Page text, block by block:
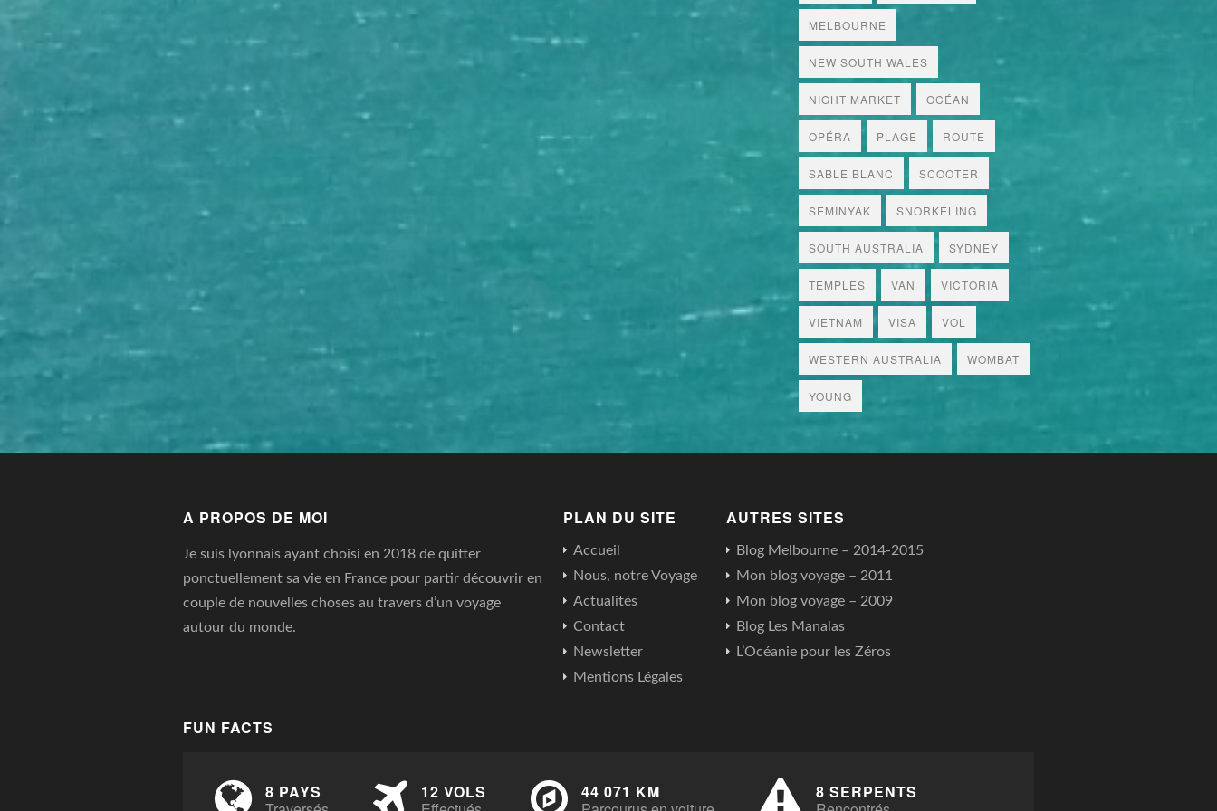
MELBOURNE
NEW SOUTH WALES
NIGHT MARKET OCÉAN
OPÉRA PLAGE ROUTE
SABLE BLANC SCOOTER
SEMINYAK SNORKELING
SOUTH AUSTRALIA SYDNEY
TEMPLES VAN VICTORIA
VIETNAM VISA VOL
WESTERN AUSTRALIA WOMBAT
YOUNG
A PROPOS DE MOI
Je suis lyonnais ayant choisi en 2018 de quitter
ponctuellement sa vie en France pour partir découvrir en
couple de nouvelles choses au travers d’un voyage
autour du monde.
PLAN DU SITE
Accueil
Nous, notre Voyage
Actualités
Contact
Newsletter
Mentions Légales
AUTRES SITES
Blog Melbourne – 2014-2015
Mon blog voyage – 2011
Mon blog voyage – 2009
Blog Les Manalas
L’Océanie pour les Zéros
FUN FACTS
8 PAYS
12 VOLS
44 071 KM
8 SERPENTS